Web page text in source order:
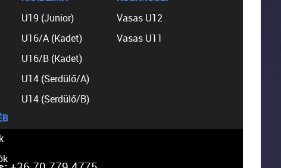
U19 (Junior)
U16/A (Kadet)
U16/B (Kadet)
U14 (Serdülő/A)
U14 (Serdülő/B)
Vasas U12
Vasas U11